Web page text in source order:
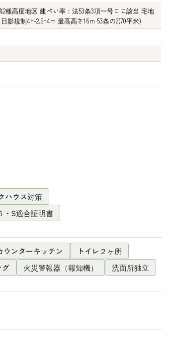
種高度地区 建ぺい率：法53条3項一号ロに該当 宅地
影規制4h-2.5h4m 最高高さ16m 53条の2(70平米)
ハウス対策
・S適合証明書
ウンターキッチン
トイレ２ヶ所
グ 火災警報器（報知機）
洗面所独立